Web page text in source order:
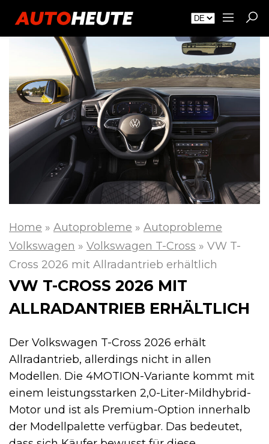
Home » Autoprobleme » Autoprobleme
Volkswagen » Volkswagen T-Cross » VW T-
Cross 2026 mit Allradantrieb erhältlich
VW T-CROSS 2026 MIT
ALLRADANTRIEB ERHÄLTLICH
Der Volkswagen T-Cross 2026 erhält
Allradantrieb, allerdings nicht in allen
Modellen. Die 4MOTION-Variante kommt mit
einem leistungsstarken 2,0-Liter-Mildhybrid-
Motor und ist als Premium-Option innerhalb
der Modellpalette verfügbar. Das bedeutet,